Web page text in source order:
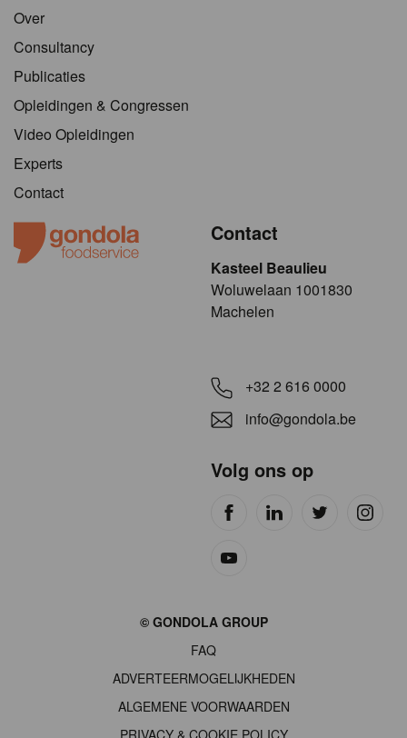
Over
Consultancy
Publicaties
Opleidingen & Congressen
Video Opleidingen
Experts
Contact
Contact
Kasteel Beaulieu
​​​Woluwelaan 1001830
Machelen
+32 2 616 0000
info@gondola.be
Volg ons op
© GONDOLA GROUP
FAQ
ADVERTEERMOGELIJKHEDEN
ALGEMENE VOORWAARDEN